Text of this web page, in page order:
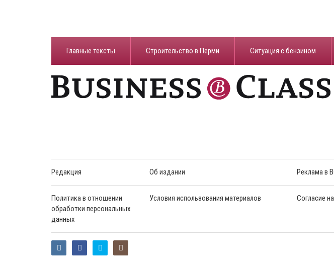
Главные тексты Строительство в Перми ​Ситуация с бензином
Редакция Об издании Реклама в
Политика в отношении
обработки персональных
данных
Условия использования материалов Согласие